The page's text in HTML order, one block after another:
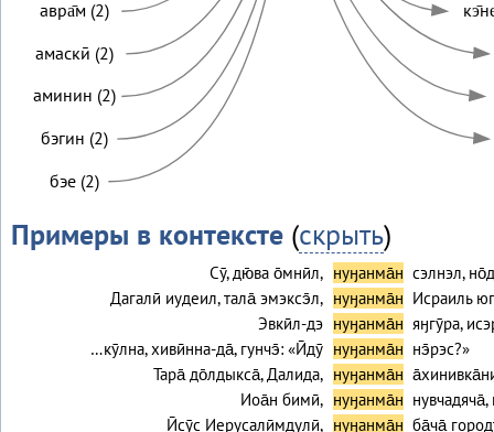
авра̄м (2)
амаскӣ (2)
аминин (2)
бэгин (2)
бэе (2)
Примеры в контексте(скрыть)
Сӯ, дю̄ва о̄мнӣл, нуӈанма̄н сэлнэл,
Дагалӣ иудеил, тала̄ эмэксэ̄л, нуӈанма̄н Исраиль
Эвкӣл-дэ нуӈанма̄н яӈгӯра,
…кӯлна, хивӣнна-да̄, гунчэ̄: «Ӣдӯ нуӈанма̄н нэ̄рэс?»
Тара̄ до̄лдыкса̄, Далида, нуӈанма̄н
Иоа̄н бимӣ, нуӈанма̄н
Ӣсӯс Иерусалӣмдулӣ, нуӈанма̄н ба̄ча̄